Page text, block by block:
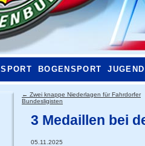
SPORT BOGENSPORT JUGEND
← Zwei knappe Niederlagen für Fahrdorfer
Bundesligisten
3 Medaillen bei
05.11.2025